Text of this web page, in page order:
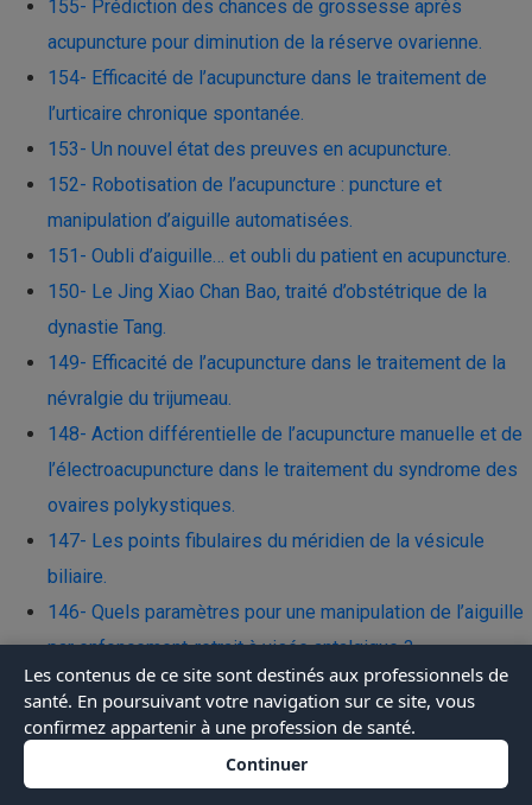
155- Prédiction des chances de grossesse après
acupuncture pour diminution de la réserve ovarienne.
154- Efficacité de l’acupuncture dans le traitement de
l’urticaire chronique spontanée.
153- Un nouvel état des preuves en acupuncture.
152- Robotisation de l’acupuncture : puncture et
manipulation d’aiguille automatisées.
151- Oubli d’aiguille… et oubli du patient en acupuncture.
150- Le Jing Xiao Chan Bao, traité d’obstétrique de la
dynastie Tang.
149- Efficacité de l’acupuncture dans le traitement de la
névralgie du trijumeau.
148- Action différentielle de l’acupuncture manuelle et de
l’électroacupuncture dans le traitement du syndrome des
ovaires polykystiques.
147- Les points fibulaires du méridien de la vésicule
biliaire.
146- Quels paramètres pour une manipulation de l’aiguille
par enfoncement-retrait à visée antalgique ?
145- Quel est le risque de blessure par piqûre d’aiguille
chez les praticiens acupuncteurs ?
144- Le grand patron du contre-espionnage français était
acupuncteur, élève de Soulié de Morant.
Les contenus de ce site sont destinés aux professionnels de
santé. En poursuivant votre navigation sur ce site, vous
confirmez appartenir à une profession de santé.
Continuer